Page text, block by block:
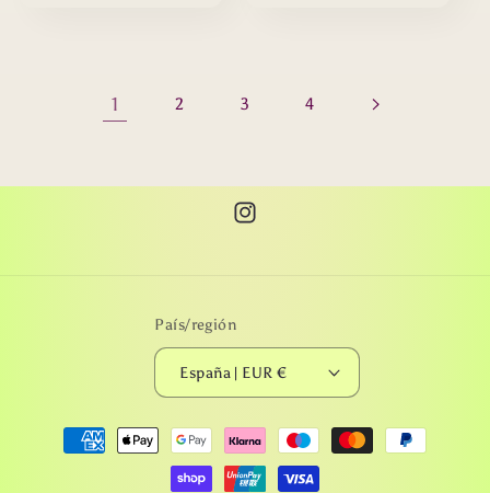
1 2 3 4
Instagram
País/región
España | EUR €
Formas